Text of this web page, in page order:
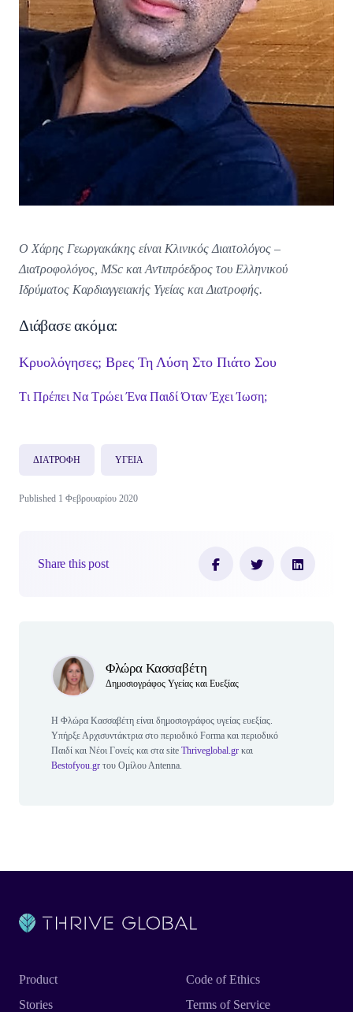
Ο Χάρης Γεωργακάκης είναι Κλινικός Διαιτολόγος –
Διατροφολόγος, MSc και Αντιπρόεδρος του Ελληνικού
Ιδρύματος Καρδιαγγειακής Υγείας και Διατροφής.
Διάβασε ακόμα:
Κρυολόγησες; Βρες Τη Λύση Στο Πιάτο Σου
Tι Πρέπει Να Τρώει Ένα Παιδί Όταν Έχει Ίωση;
ΔΙΑΤΡΟΦΗ ΥΓΕΙΑ
Published 1 Φεβρουαρίου 2020
Share this post
Φλώρα Κασσαβέτη
Δημοσιογράφος Υγείας και Ευεξίας
Η Φλώρα Κασσαβέτη είναι δημοσιογράφος υγείας ευεξίας.
Υπήρξε Αρχισυντάκτρια στο περιοδικό Forma και περιοδικό
Παιδί και Νέοι Γονείς και στα siteΤhriveglobal.gr και
Bestofyou.gr του Ομίλου Αntenna.
Product
Stories
Code of Ethics
Terms of Service